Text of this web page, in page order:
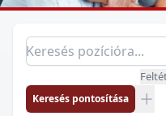
Pozíció keresés
Keresés pontosítása